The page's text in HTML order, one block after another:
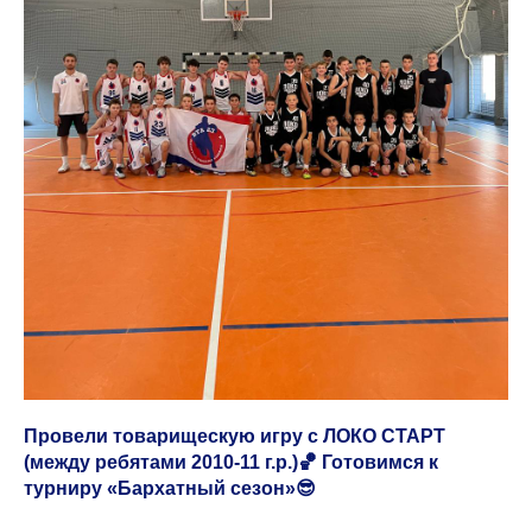
Провели товарищескую игру с ЛОКО СТАРТ
(между ребятами 2010-11 г.р.)🏀 Готовимся к
турниру «Бархатный сезон»😎